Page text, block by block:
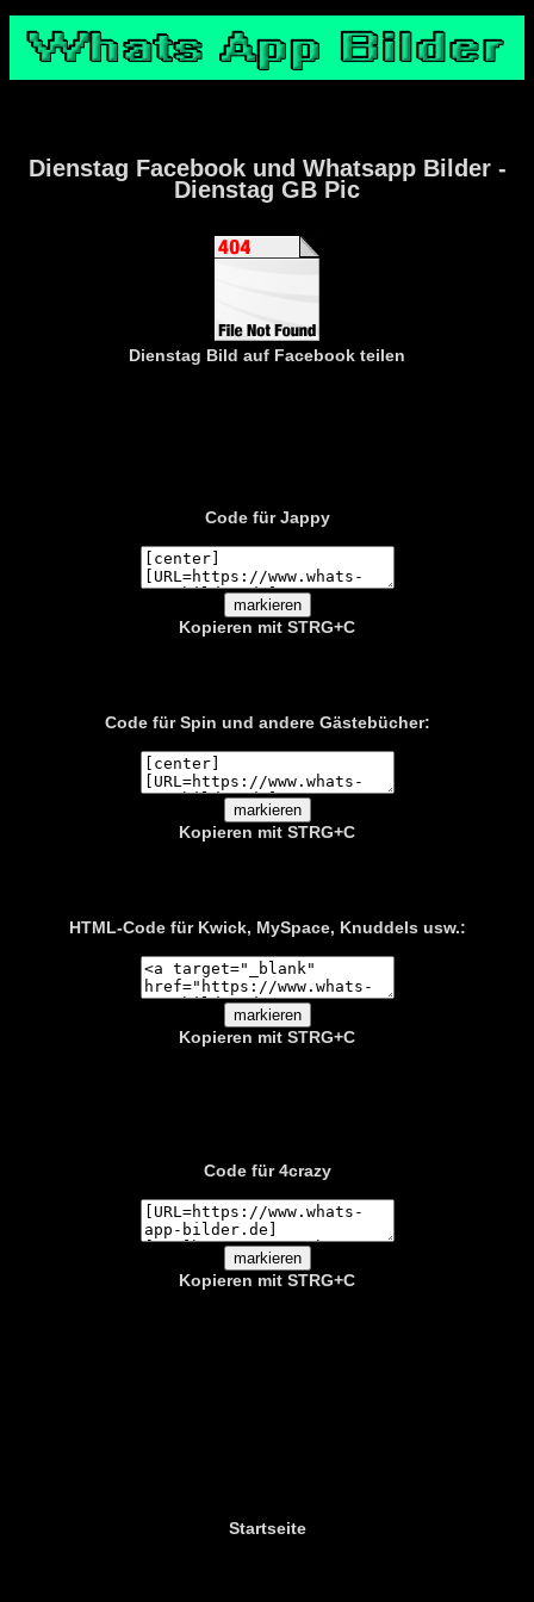
Dienstag Facebook und Whatsapp Bilder -
Dienstag GB Pic
Dienstag Bild auf Facebook teilen
Code für Jappy
Kopieren mit STRG+C
Code für Spin und andere Gästebücher:
Kopieren mit STRG+C
HTML-Code für Kwick, MySpace, Knuddels usw.:
Kopieren mit STRG+C
Code für 4crazy
Kopieren mit STRG+C
Startseite